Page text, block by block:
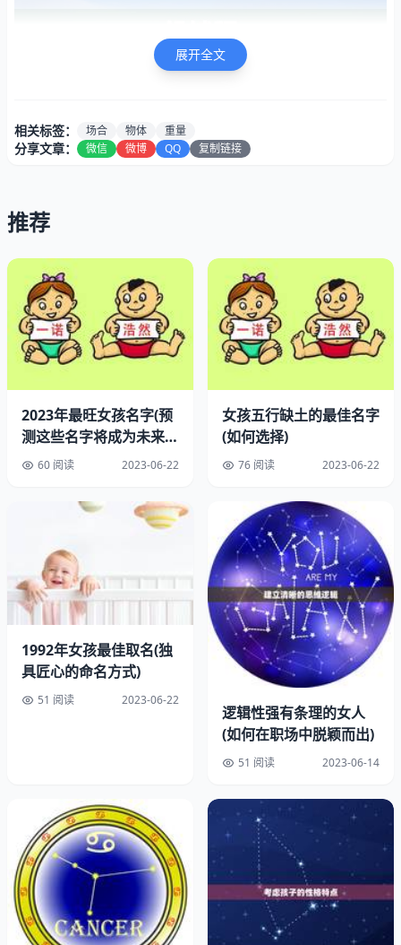
和秤座等部件组成。机械秤的工作是利用秤杆的平衡，将物
体的重量转化为秤砣的重量，从而测量物体的重量。机械秤
的优点是结构简单、使用方便、价格低廉，但其精度相对较
低，适用于一些精度要求不高的场合。
二、电子秤
工作是利用传感器将物体的重量转化为电信号，然后通过控
制器进行处理，最终在显示屏上显示出物体的重量。电子秤
的优点是精度高、稳定性好、使用方便，适用于一些对精度
要求较高的场合。
三、吊秤
展开全文
相关标签： 场合 物体 重量
分享文章： 微信 微博 QQ 复制链接
推荐
2023年最旺女孩名字(预
测这些名字将成为未来女
孩的首选)
60 阅读 2023-06-22
女孩五行缺土的最佳名字
(如何选择)
76 阅读 2023-06-22
1992年女孩最佳取名(独
具匠心的命名方式)
51 阅读 2023-06-22
逻辑性强有条理的女人
(如何在职场中脱颖而出)
51 阅读 2023-06-14